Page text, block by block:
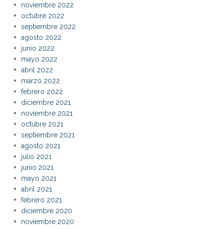
noviembre 2022
octubre 2022
septiembre 2022
agosto 2022
junio 2022
mayo 2022
abril 2022
marzo 2022
febrero 2022
diciembre 2021
noviembre 2021
octubre 2021
septiembre 2021
agosto 2021
julio 2021
junio 2021
mayo 2021
abril 2021
febrero 2021
diciembre 2020
noviembre 2020